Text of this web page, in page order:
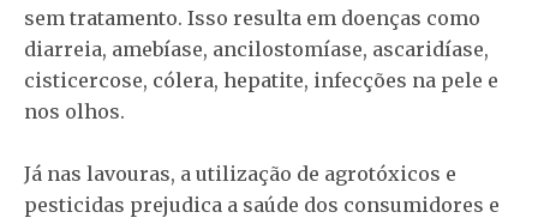
sem tratamento. Isso resulta em doenças como
diarreia, amebíase, ancilostomíase, ascaridíase,
cisticercose, cólera, hepatite, infecções na pele e
nos olhos.
Já nas lavouras, a utilização de agrotóxicos e
pesticidas prejudica a saúde dos consumidores e